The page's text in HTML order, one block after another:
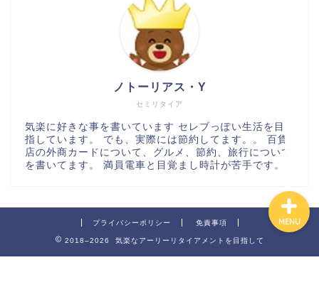
セミリタイア
ノトーリアス・Y
気楽に好きな事を書いています セレブっぽい生活を目
指しています。 でも、実際には節約してます。。 百貨
店の外商カードについて、グルメ、節約、旅行について
を書いてます。 満員電車と目覚まし時計が苦手です。
プライバシーポリシー 免責事項
2018–2026 気楽なアーリーリタイアメントを目指して
MENU
ハワイ